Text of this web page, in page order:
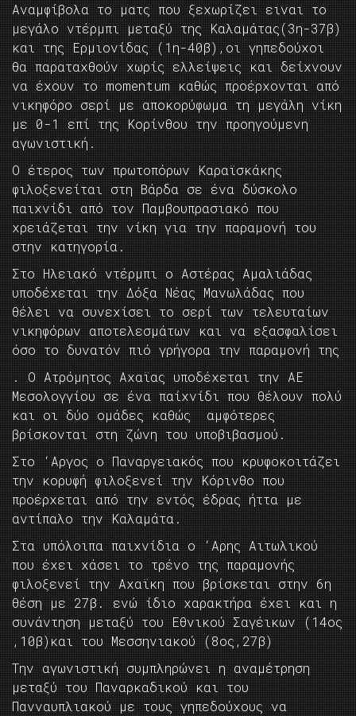
Αναμφίβολα το ματς που ξεχωρίζει ειναι το
μεγάλο ντέρμπι μεταξύ της Καλαμάτας(3η-37β)
και της Ερμιονίδας (1η-40β),οι γηπεδούχοι
θα παραταχθούν χωρίς ελλείψεις και δείχνουν
να έχουν το momentum καθώς προέρχονται από
νικηφόρο σερί με αποκορύφωμα τη μεγάλη νίκη
με 0-1 επί της Κορίνθου την προηγούμενη
αγωνιστική.
Ο έτερος των πρωτοπόρων Καραϊσκάκης
φιλοξενείται στη Βάρδα σε ένα δύσκολο
παιχνίδι από τον Παμβουπρασιακό που
χρειάζεται την νίκη για την παραμονή του
στην κατηγορία.
Στο Ηλειακό ντέρμπι ο Αστέρας Αμαλιάδας
υποδέχεται την Δόξα Νέας Μανωλάδας που
θέλει να συνεχίσει το σερί των τελευταίων
νικηφόρων αποτελεσμάτων και να εξασφαλίσει
όσο το δυνατόν πιό γρήγορα την παραμονή της
. Ο Ατρόμητος Αχαϊας υποδέχεται την ΑΕ
Μεσολογγίου σε ένα παίχνίδι που θέλουν πολύ
και οι δύο ομάδες καθώς αμφότερες
βρίσκονται στη ζώνη του υποβιβασμού.
Στο ‘Αργος ο Παναργειακός που κρυφοκοιτάζει
την κορυφή φιλοξενεί την Κόρινθο που
προέρχεται από την εντός έδρας ήττα με
αντίπαλο την Καλαμάτα.
Στα υπόλοιπα παιχνίδια ο ‘Αρης Αιτωλικού
που έχει χάσει το τρένο της παραμονής
φιλοξενεί την Αχαϊκη που βρίσκεται στην 6η
θέση με 27β. ενώ ίδιο χαρακτήρα έχει και η
συνάντηση μεταξύ του Εθνικού Σαγέικων (14ος
,10β)και του Μεσσηνιακού (8ος,27β)
Την αγωνιστική συμπληρώνει η αναμέτρηση
μεταξύ του Παναρκαδικού και του
Πανναυπλιακού με τους γηπεδούχους να